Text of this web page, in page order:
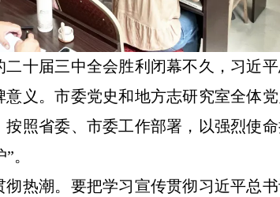
届三中全会胜利闭幕不久，习近平
义。市委党史和地方志研究室全体
照省委、市委工作部署，以强烈使
。
潮。要把学习宣传贯彻习近平总书